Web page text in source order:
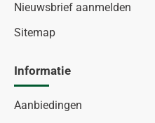
Nieuwsbrief aanmelden
Sitemap
Informatie
Aanbiedingen